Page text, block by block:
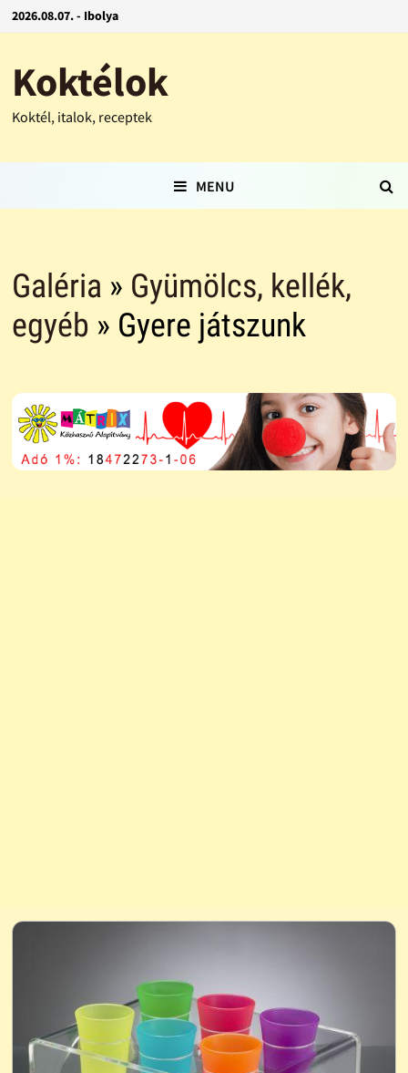
2026.08.07. - Ibolya
Koktélok
Koktél, italok, receptek
MENU
Galéria » Gyümölcs, kellék,
egyéb » Gyere játszunk